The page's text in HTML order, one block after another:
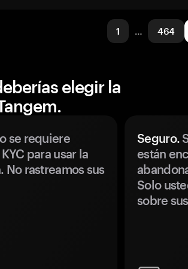
1 … 464
elegir la
se requiere
para usar la
No rastreamos sus
Seguro.
están
Solo
sobre